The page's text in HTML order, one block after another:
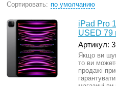
Сортировать: по умолчанию
iPad Pro
USED 79
Артикул:
Якщо ви
то ви
продажі